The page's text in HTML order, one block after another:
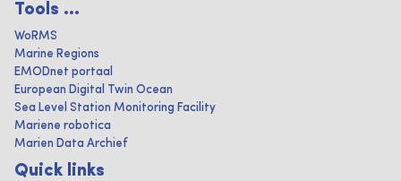
Tools ...
WoRMS
Marine Regions
EMODnet portaal
European Digital Twin Ocean
Sea Level Station Monitoring Facility
Mariene robotica
Marien Data Archief
Quick links